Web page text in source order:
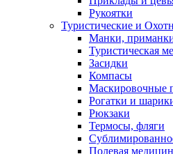
Рукоятки
Туристические и
Манки,
Туристическая
Засидки
Компасы
Маскировочные
Рогатки и
Рюкзаки
Термосы, фляги
Полевая